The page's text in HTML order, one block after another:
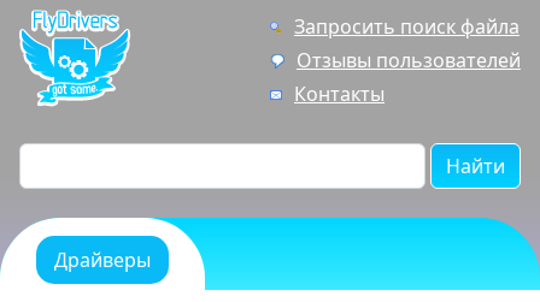
Запросить поиск файла
Отзывы пользователей
Контакты
Найти
Драйверы